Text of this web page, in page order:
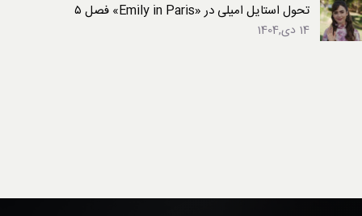
تحول استایل امیلی در «Emily in Paris» فصل ۵
14 دی,1404